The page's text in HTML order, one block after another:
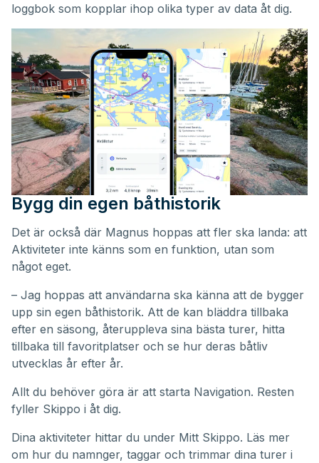
loggbok som kopplar ihop olika typer av data åt dig.
Bygg din egen båthistorik
Det är också där Magnus hoppas att fler ska landa: att
Aktiviteter inte känns som en funktion, utan som
något eget.
– Jag hoppas att användarna ska känna att de bygger
upp sin egen båthistorik. Att de kan bläddra tillbaka
efter en säsong, återuppleva sina bästa turer, hitta
tillbaka till favoritplatser och se hur deras båtliv
utvecklas år efter år.
Allt du behöver göra är att starta Navigation. Resten
fyller Skippo i åt dig.
Dina aktiviteter hittar du under Mitt Skippo. Läs mer
om hur du namnger, taggar och trimmar dina turer i